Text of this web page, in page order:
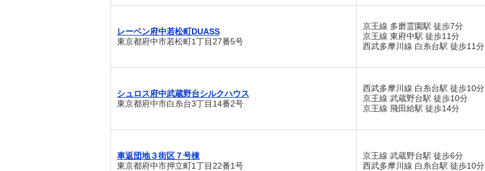
レーベン府中若松町DUASS
東京都府中市若松町1丁目27番5号
京王線 多磨霊園駅 徒歩7分
京王線 東府中駅 徒歩11分
西武多摩川線 白糸台駅 徒歩11分
シュロス府中武蔵野台シルクハウス
東京都府中市白糸台3丁目14番2号
西武多摩川線 白糸台駅 徒歩10分
京王線 武蔵野台駅 徒歩10分
京王線 飛田給駅 徒歩14分
車返団地３街区７号棟
東京都府中市押立町1丁目22番1号
京王線 武蔵野台駅 徒歩6分
西武多摩川線 白糸台駅 徒歩10分